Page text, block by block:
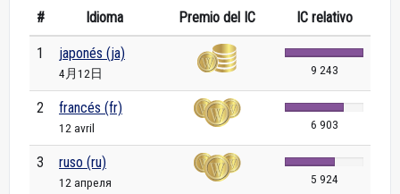
#
Idioma Premio del IC IC relativo
1 japonés (ja)
4月12日 9 243
2 francés (fr)
12 avril 6 903
3 ruso (ru)
12 апреля 5 924